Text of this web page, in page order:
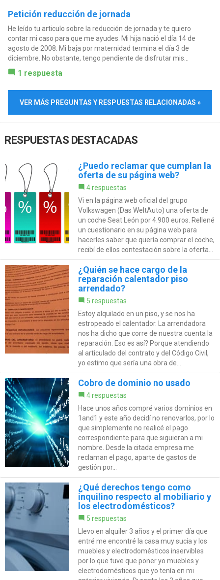
Petición reducción de jornada
He leído tu articulo sobre la reducción de jornada y te quiero
contar mi caso para que me ayudes. Mi hija nació el día 14 de
agosto de 2008. Mi baja por maternidad termina el día 3 de
diciembre. No obstante, tengo pendiente de disfrutar mis...
1 respuesta
VER MÁS PREGUNTAS Y RESPUESTAS RELACIONADAS »
RESPUESTAS DESTACADAS
¿Puedo reclamar que cumplan la
oferta de su página web?
4 respuestas
Vi en la página web oficial del grupo
Volkswagen (Das WeltAuto) una oferta de
un coche Seat León por 4.900 euros. Rellené
un cuestionario en su página web para
hacerles saber que quería comprar el coche,
recibí de ellos contestación sobre la oferta...
¿Quién se hace cargo de la
reparación calentador piso
arrendado?
5 respuestas
Estoy alquilado en un piso, y se nos ha
estropeado el calentador. La arrendadora
nos ha dicho que corre de nuestra cuenta la
reparación. Eso es así? Porque atendiendo
al articulado del contrato y del Código Civil,
yo estimo que sería una obra de...
Cobro de dominio no usado
4 respuestas
Hace unos años compré varios dominios en
1and1 y este año decidí no renovarlos, por lo
que simplemente no realicé el pago
correspondiente para que siguieran a mi
nombre. Desde la citada empresa me
reclaman el pago, aparte de gastos de
gestión por...
¿Qué derechos tengo como
inquilino respecto al mobiliario y
los electrodomésticos?
5 respuestas
Llevo en alquiler 3 años y el primer día que
entré me encontré la casa muy sucia y los
muebles y electrodomésticos inservibles
por lo que tuve que poner yo muebles y
electrodomésticos que yo tenía en mi